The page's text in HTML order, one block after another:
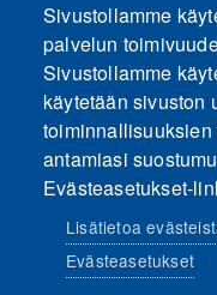
Sosiaalinen
Sivustollamme
palvelun
Sivustollamme
käytetään sivuston
antamiasi
Evästeasetukset-
Lisätietoa
Evästeasetukset